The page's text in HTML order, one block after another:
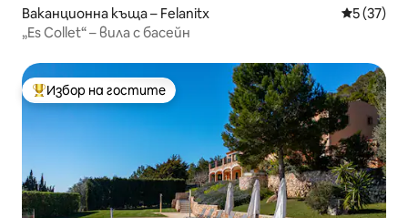
Ваканционна къща – Felanitx Средна
5 (37)
„Es Collet“ – вила с басейн
Най-популярен избор на гостите
Избор на гостите